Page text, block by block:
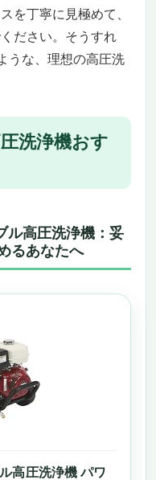
由が、ここにある
一台か、それとも
！頼れる一台 パ
TEANDE 電気高
んな方に特におす
？
ー高圧洗浄機 ～
グに現れた異次元
ャノンで洗車もプ
質”を手に入れるな
す！ CHOGER 電
デル
を丁寧に見極めて、
ださい。そうすれ
うな、理想の高圧洗
洗浄機おす
ル高圧洗浄機：妥
るあなたへ
高圧洗浄機 パワ